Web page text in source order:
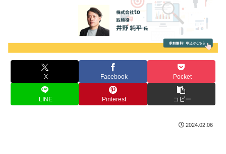
X Facebook Pocket
LINE Pinterest コピー
2024.02.06